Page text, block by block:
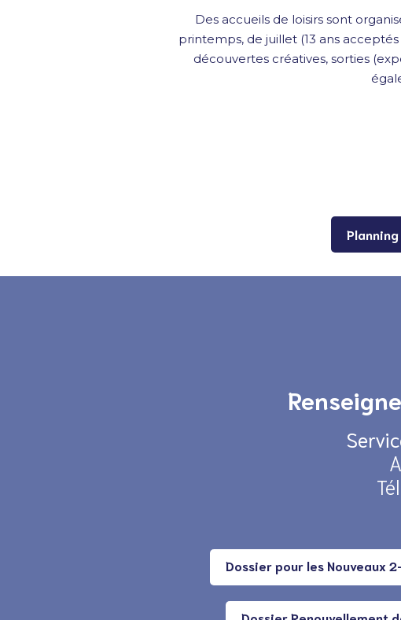
Des accueils de loisirs sont
printemps, de juillet (13 ans
découvertes créatives, sorties
Dossier pour les Nouveaux